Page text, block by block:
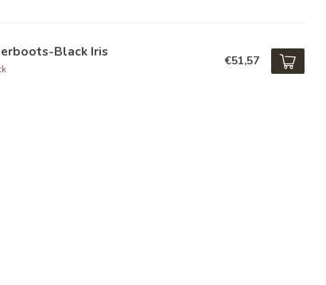
Black Iris
€51,57